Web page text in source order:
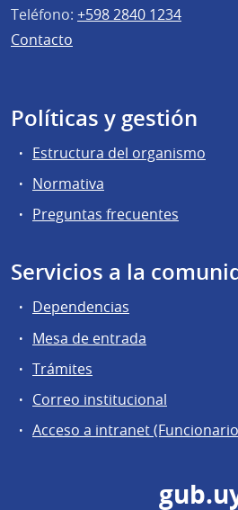
Teléfono: +598 2840 1234
Contacto
Políticas y gestión
Estructura del organismo
Normativa
Preguntas frecuentes
Servicios a la
Dependencias
Mesa de entrada
Trámites
Correo institucional
Acceso a intranet